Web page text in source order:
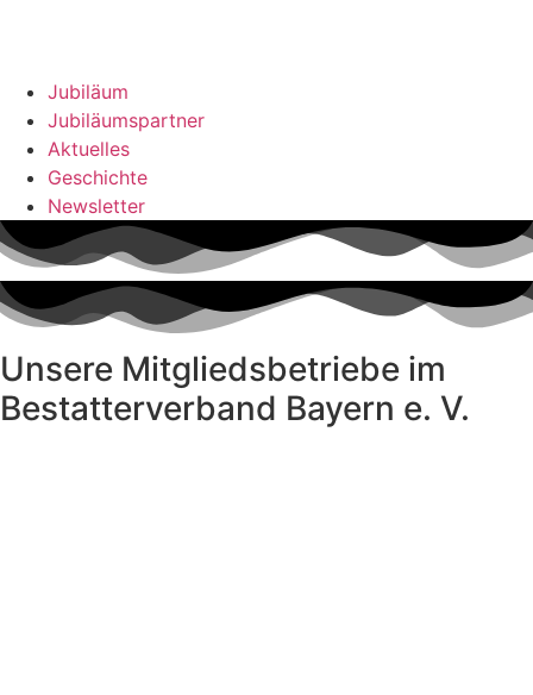
Jubiläum
Jubiläumspartner
Aktuelles
Geschichte
Newsletter
Unsere Mitgliedsbetriebe im
Bestatterverband Bayern e. V.